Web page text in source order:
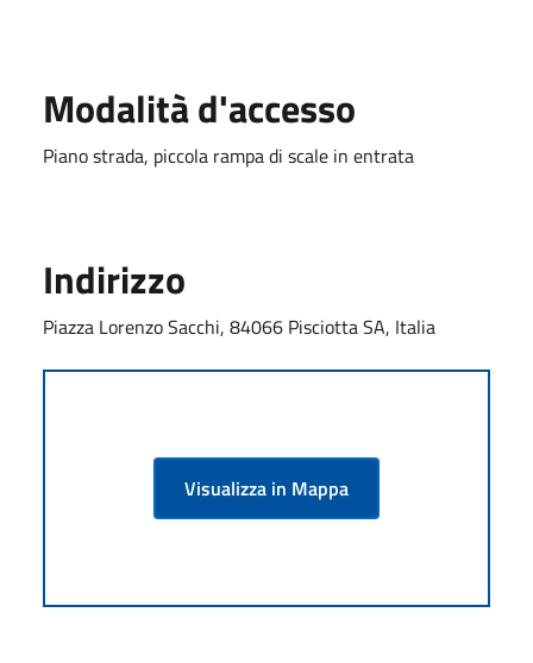
Modalità d'accesso
Piano strada, piccola rampa di scale in entrata
Indirizzo
Piazza Lorenzo Sacchi, 84066 Pisciotta SA, Italia
Visualizza in Mappa